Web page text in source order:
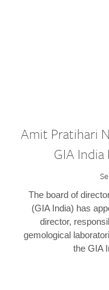
Amit Pratihari
GIA
The board of
(GIA India) has
director,
gemological
the GIA